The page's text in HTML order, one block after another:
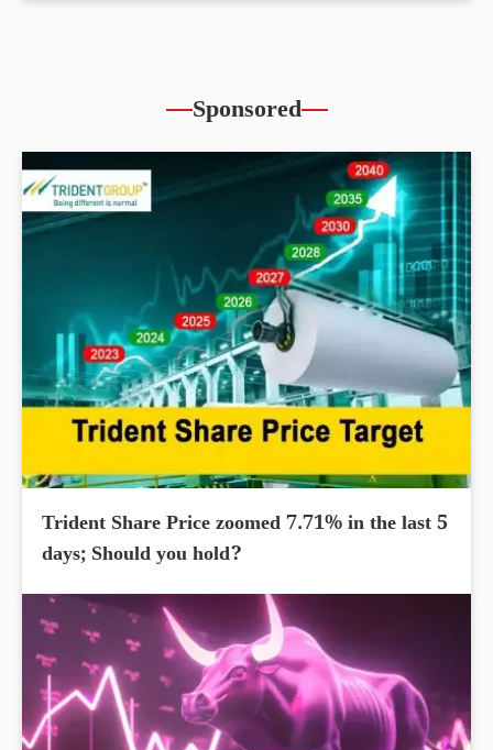
Sponsored
Trident Share Price zoomed 7.71% in the last 5
days; Should you hold?